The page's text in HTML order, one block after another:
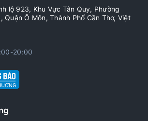
lộ 923, Khu Vực Tân Quy, Phường
Quận Ô Môn, Thành Phố Cần Thơ, Việt
20:00